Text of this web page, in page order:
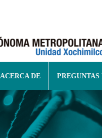
ACERCA DE PREGUNTAS